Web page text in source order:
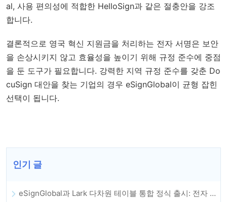
al, 사용 편의성에 적합한 HelloSign과 같은 절충안을 강조
합니다.
결론적으로 영국 혁신 지원금을 처리하는 전자 서명은 보안
을 손상시키지 않고 효율성을 높이기 위해 규정 준수에 중점
을 둔 도구가 필요합니다. 강력한 지역 규정 준수를 갖춘 Do
cuSign 대안을 찾는 기업의 경우 eSignGlobal이 균형 잡힌
선택이 됩니다.
인기 글
eSignGlobal과 Lark 다차원 테이블 통합 정식 출시: 전자 계약 체결 및 보관 전체 자동화